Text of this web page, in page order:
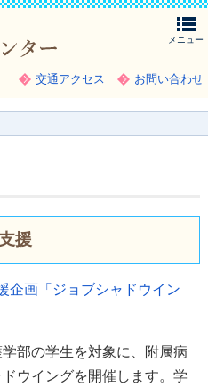
交通アクセス お問い合わせ
メニュー
援
企画「ジョブシャドウイン
部の学生を対象に、附属病
ウイングを開催します。学